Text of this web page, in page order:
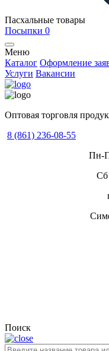
Пасхальные товары
Посыпки 0
Меню
Каталог Оформление
Услуги Вакансии
Оптовая торговля
8 (861) 236-08-55
Пн-
Сб
Поиск